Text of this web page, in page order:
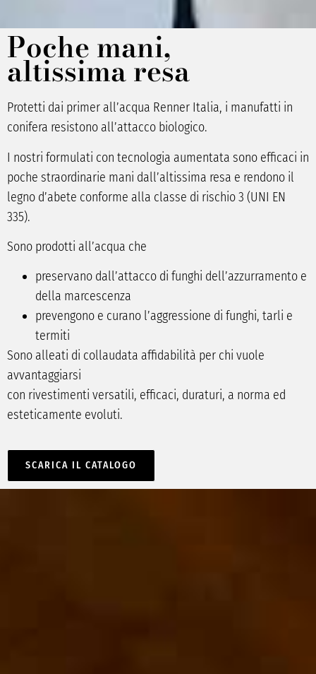
Poche mani,
altissima resa
Protetti dai primer all’acqua Renner Italia, i manufatti in
conifera resistono all’attacco biologico.
I nostri formulati con tecnologia aumentata sono efficaci in
poche straordinarie mani dall’altissima resa e rendono il
legno d’abete conforme alla classe di rischio 3 (UNI EN
335).
Sono prodotti all’acqua che
preservano dall’attacco di funghi dell’azzurramento e
della marcescenza
prevengono e curano l’aggressione di funghi, tarli e
termiti
Sono alleati di collaudata affidabilità per chi vuole
avvantaggiarsi
con rivestimenti versatili, efficaci, duraturi, a norma ed
esteticamente evoluti.
SCARICA IL CATALOGO